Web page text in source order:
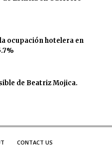
ocupación hotelera en
de Beatriz Mojica.
CONTACT US